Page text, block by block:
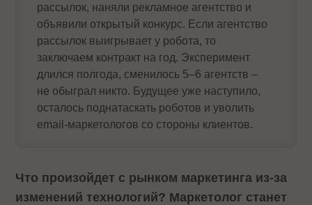
рассылок, наняли рекламное агентство и
объявили открытый конкурс. Если агентство
рассылок выигрывает у робота, то
заключаем контракт на год. Эксперимент
длился полгода, сменилось 5–6 агентств –
не обыграл никто. Будущее уже наступило,
осталось поднатаскать роботов и уволить
email-маркетологов со стороны клиентов.
Что произойдет с рынком маркетинга из-за
изменений технологий? Маркетолог станет